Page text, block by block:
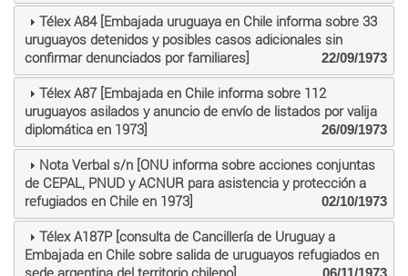
Télex A84 [Embajada uruguaya en Chile informa sobre 33
uruguayos detenidos y posibles casos adicionales sin
confirmar denunciados por familiares]
22/09/1973
Télex A87 [Embajada en Chile informa sobre 112
uruguayos asilados y anuncio de envío de listados por valija
diplomática en 1973]
26/09/1973
Nota Verbal s/n [ONU informa sobre acciones conjuntas
de CEPAL, PNUD y ACNUR para asistencia y protección a
refugiados en Chile en 1973]
02/10/1973
Télex A187P [consulta de Cancillería de Uruguay a
Embajada en Chile sobre salida de uruguayos refugiados en